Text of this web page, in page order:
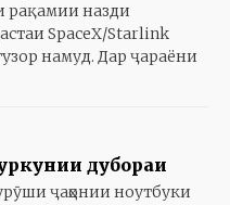
рақамии назди
SpaceX/Starlink
намуд. Дар ҷараёни
дубораи
ҷаҳонии ноутбуки